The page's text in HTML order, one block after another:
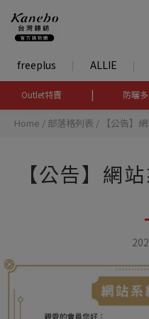
freeplus ALLIE
Outlet特賣 | 防曬
Home / 部落格列表 / 【公告】
【公告】網